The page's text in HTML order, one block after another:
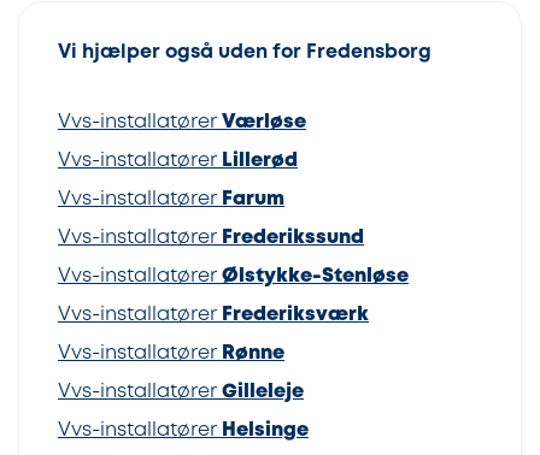
Vi hjælper også uden for Fredensborg
Vvs-installatører Værløse
Vvs-installatører Lillerød
Vvs-installatører Farum
Vvs-installatører Frederikssund
Vvs-installatører Ølstykke-Stenløse
Vvs-installatører Frederiksværk
Vvs-installatører Rønne
Vvs-installatører Gilleleje
Vvs-installatører Helsinge